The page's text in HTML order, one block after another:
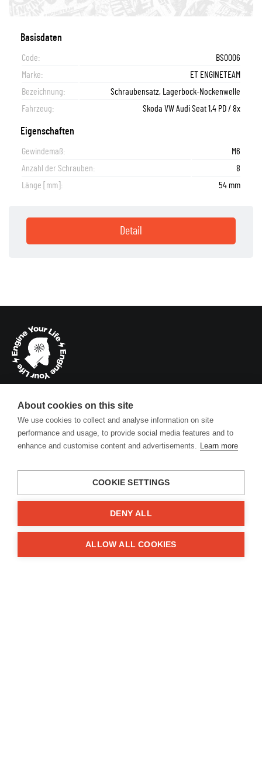
Basisdaten
Code:
BS0006
Marke:
ET ENGINETEAM
Bezeichnung:
Schraubensatz, Lagerbock-Nockenwelle
Fahrzeug:
Skoda VW Audi Seat 1,4 PD / 8x
Eigenschaften
Gewindemaß:
M6
Anzahl der Schrauben:
8
Länge [mm]:
54 mm
Detail
Kühtriftweg 3, D-93188 Pielenhofen
Impressum
FAQ
About cookies on this site
We use cookies to collect and analyse information on site
performance and usage, to provide social media features and to
enhance and customise content and advertisements. Learn more
COOKIE SETTINGS
DENY ALL
ALLOW ALL COOKIES